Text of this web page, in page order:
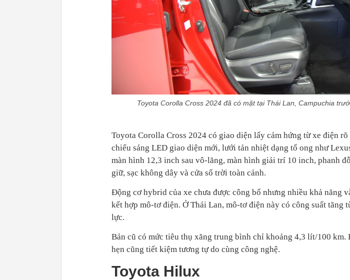
Toyota Corolla Cross 2024 đã có mặt tại Thái Lan, Campuchia
Toyota Corolla Cross 2024 có giao diện lấy cảm hứng từ xe điện rõ
chiếu sáng LED giao diện mới, lưới tản nhiệt dạng tổ ong như
màn hình 12,3 inch sau vô-lăng, màn hình giải trí 10 inch, phanh
giữ, sạc không dây và cửa sổ trời toàn cảnh.
Động cơ hybrid của xe chưa được công bố nhưng nhiều khả năng
kết hợp mô-tơ điện. Ở Thái Lan, mô-tơ điện này có công suất tăng
lực.
Bản cũ có mức tiêu thụ xăng trung bình chỉ khoảng 4,3 lít/100 km.
hẹn cũng tiết kiệm tương tự do cùng công nghệ.
Toyota Hilux